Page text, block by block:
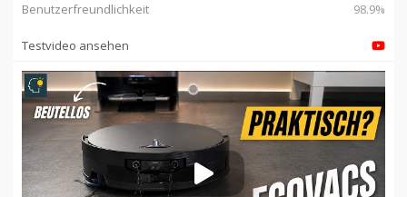
Benutzerfreundlichkeit
98.9%
Testvideo ansehen